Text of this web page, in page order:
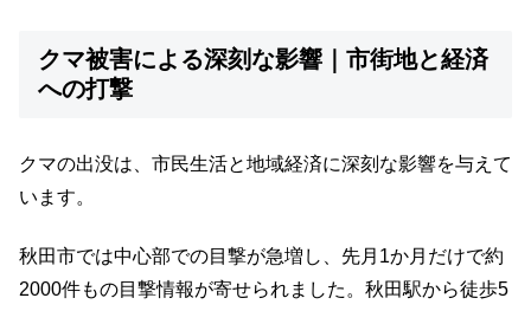
クマ被害による深刻な影響｜市街地と経済
への打撃
クマの出没は、市民生活と地域経済に深刻な影響を与えて
います。
秋田市では中心部での目撃が急増し、先月1か月だけで約
2000件もの目撃情報が寄せられました。秋田駅から徒歩5